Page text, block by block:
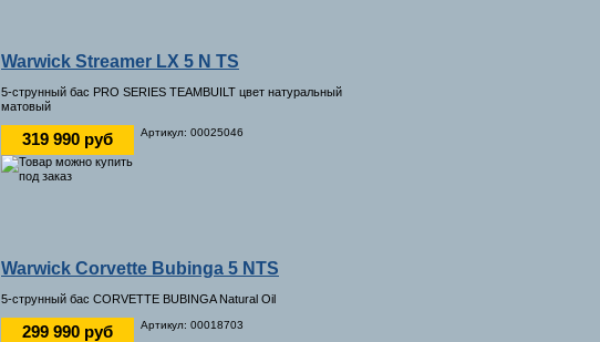
Warwick Streamer LX 5 N TS
5-струнный бас PRO SERIES TEAMBUILT цвет натуральный
матовый
319 990 руб Артикул: 00025046
Warwick Corvette Bubinga 5 NTS
5-струнный бас CORVETTE BUBINGA Natural Oil
299 990 руб Артикул: 00018703